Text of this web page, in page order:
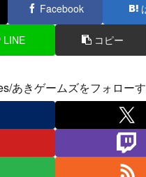
Facebook
LINE コピー
あきゲームズをフォロー